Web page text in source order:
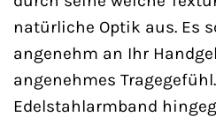
natürliche Optik aus. Es
angenehm an Ihr
angenehmes
Edelstahlarmband